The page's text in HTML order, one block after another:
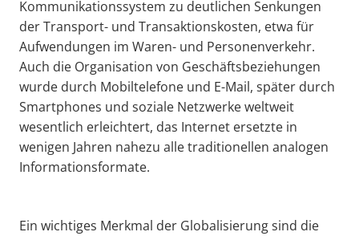
Kommunikationssystem zu deutlichen Senkungen
der Transport- und Transaktionskosten, etwa für
Aufwendungen im Waren- und Personenverkehr.
Auch die Organisation von Geschäftsbeziehungen
wurde durch Mobiltelefone und E-Mail, später durch
Smartphones und soziale Netzwerke weltweit
wesentlich erleichtert, das Internet ersetzte in
wenigen Jahren nahezu alle traditionellen analogen
Informationsformate.
Ein wichtiges Merkmal der Globalisierung sind die